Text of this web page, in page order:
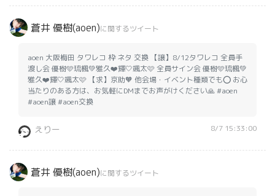
蒼井 優樹(aoen)に関するツイート
aoen 大阪梅田 タワレコ 枠 ネタ 交換 【譲】8/12タワレコ 全員手
渡し会 優樹🩵琉楓💚雅久❤️輝🤍颯太🩷 全員サイン会 優樹🩵琉楓💚
雅久❤️輝🤍颯太🩷 【求】京助🧡 他会場・イベント種類でも⭕️ お心
当たりのある方は、お気軽にDMまでお声がけください🙏 #aoen
#aoen譲 #aoen交換
えりー 8/7 15:33:00
蒼井 優樹(aoen)に関するツイート